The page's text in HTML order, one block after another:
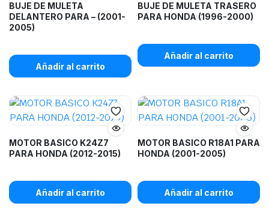
BUJE DE MULETA
DELANTERO PARA – (2001-
2005)
Añadir al carrito
BUJE DE MULETA TRASERO
PARA HONDA (1996-2000)
Añadir al carrito
MOTOR BASICO K24Z7
PARA HONDA (2012-2015)
Añadir al carrito
MOTOR BASICO R18A1 PARA
HONDA (2001-2005)
Añadir al carrito